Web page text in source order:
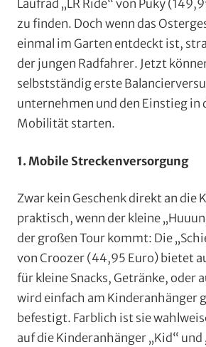
Laufrad „LR Ride“ von Puky
zu finden. Doch wenn das
einmal im Garten entdeckt ist,
der jungen Radfahrer. Jetzt
selbstständig erste
unternehmen und den Einstieg in
Mobilität starten.
1. Mobile Streckenversorgung
Zwar kein Geschenk direkt an die
praktisch, wenn der kleine
der großen Tour kommt: Die
von Croozer (44,95 Euro) bietet
für kleine Snacks, Getränke, oder
wird einfach am Kinderanhänger
befestigt. Farblich ist sie
auf die Kinderanhänger „Kid“ und